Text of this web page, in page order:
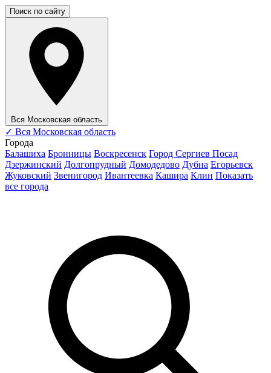
Поиск по сайту
Вся Московская область
✓ Вся Московская область
Города
Балашиха Бронницы Воскресенск Город Сергиев Посад
Дзержинский Долгопрудный Домодедово Дубна Егорьевск
Жуковский Звенигород Ивантеевка Кашира Клин Показать
все города